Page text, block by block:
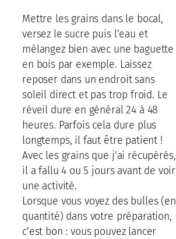
Mettre les grains dans le bocal,
versez le sucre puis l’eau et
mélangez bien avec une baguette
en bois par exemple. Laissez
reposer dans un endroit sans
soleil direct et pas trop froid. Le
réveil dure en général 24 à 48
heures. Parfois cela dure plus
longtemps, il faut être patient !
Avec les grains que j’ai récupérés,
il a fallu 4 ou 5 jours avant de voir
une activité.
Lorsque vous voyez des bulles (en
quantité) dans votre préparation,
c’est bon : vous pouvez lancer